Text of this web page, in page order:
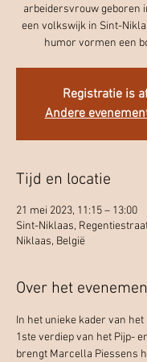
arbeidersvrouw geboren
een volkswijk in Sint-
humor vormen een
Registratie is
Andere
Tijd en locatie
21 mei 2023, 11:15 – 13:00
Sint-Niklaas,
Niklaas, België
Over het
In het unieke kader van
1ste verdiep van het Pijp-
brengt Marcella Piessens